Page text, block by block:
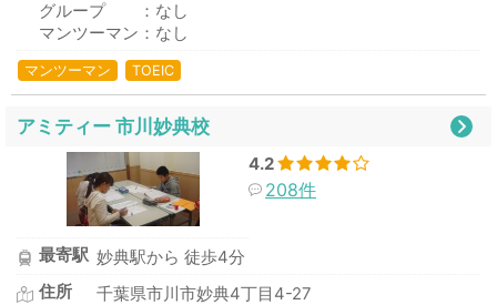
グループ ：なし
マンツーマン：なし
マンツーマン TOEIC
アミティー 市川妙典校
4.2
208件
最寄駅 妙典駅から 徒歩4分
住所
千葉県市川市妙典4丁目4-27